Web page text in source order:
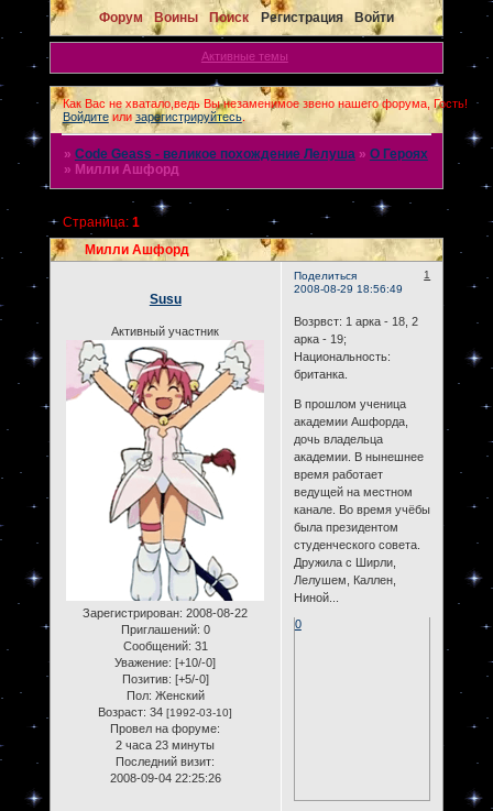
Форум Воины Поиск Регистрация Войти
Активные темы
Как Вас не хватало,ведь Вы незаменимое звено нашего форума, Гость!
Войдитеили зарегистрируйтесь.
» Code Geass - великое похождение Лелуша » О Героях
» Милли Ашфорд
Милли Ашфорд
Страница: 1
Поделиться
1
2008-08-29 18:56:49
Susu
Активный участник
Зарегистрирован: 2008-08-22
Приглашений: 0
Сообщений: 31
Уважение: [+10/-0]
Позитив: [+5/-0]
Пол: Женский
Возраст: 34[1992-03-10]
Провел на форуме:
2 часа 23 минуты
Последний визит:
2008-09-04 22:25:26
Возрвст: 1 арка - 18, 2
арка - 19;
Национальность:
британка.
В прошлом ученица
академии Ашфорда,
дочь владельца
академии. В нынешнее
время работает
ведущей на местном
канале. Во время учёбы
была президентом
студенческого совета.
Дружила с Ширли,
Лелушем, Каллен,
Ниной...
0